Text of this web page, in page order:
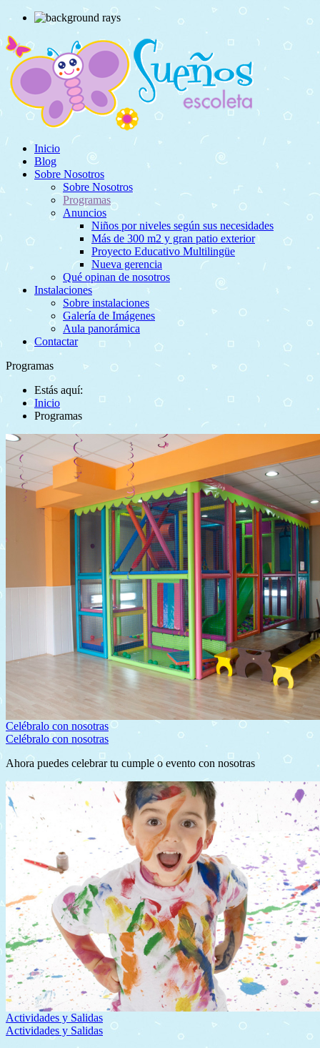
Inicio
Blog
Sobre Nosotros
Sobre Nosotros
Programas
Anuncios
Niños por niveles según sus necesidades
Más de 300 m2 y gran patio exterior
Proyecto Educativo Multilingüe
Nueva gerencia
Qué opinan de nosotros
Instalaciones
Sobre instalaciones
Galería de Imágenes
Aula panorámica
Contactar
Programas
Estás aquí:
Inicio
Programas
Celébralo con nosotras
Celébralo con nosotras
Ahora puedes celebrar tu cumple o evento con nosotras
Actividades y Salidas
Actividades y Salidas